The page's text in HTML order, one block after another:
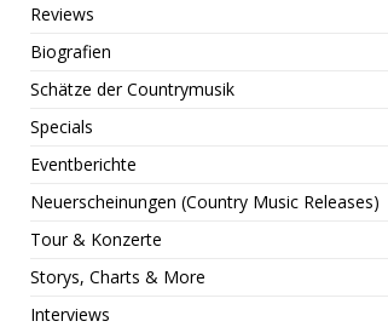
Reviews
Biografien
Schätze der Countrymusik
Specials
Eventberichte
Neuerscheinungen (Country Music Releases)
Tour & Konzerte
Storys, Charts & More
Interviews